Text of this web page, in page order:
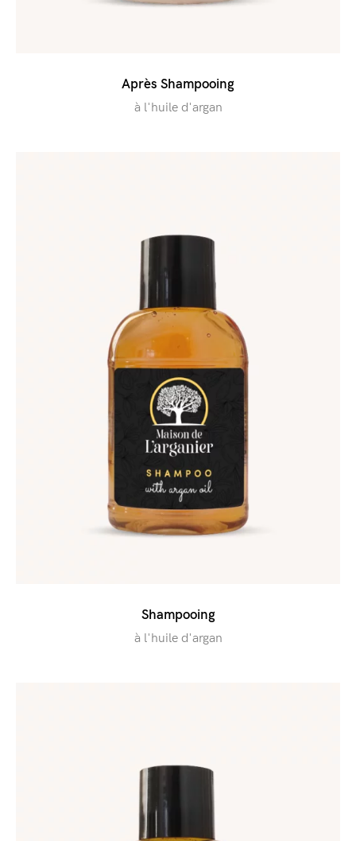
Après Shampooing
à l'huile d'argan
Shampooing
à l'huile d'argan​